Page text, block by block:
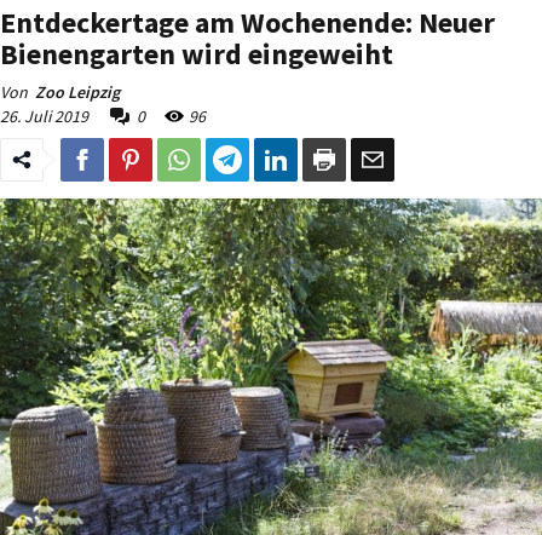
Entdeckertage am Wochenende: Neuer
Bienengarten wird eingeweiht
Von Zoo Leipzig
26. Juli 2019
0 96